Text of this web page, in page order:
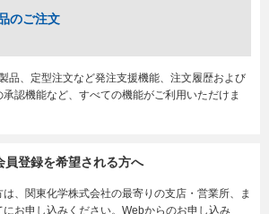
のご注文
品、定型注文など発注支援機能、注文履歴および
認機能など、すべての機能がご利用いただけま
員登録を希望される方へ
、関東化学株式会社の最寄りの支店・営業所、ま
お申し込みください。Webからのお申し込み